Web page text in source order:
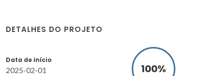
DETALHES DO PROJETO
Data de início
2025-02-01 100%